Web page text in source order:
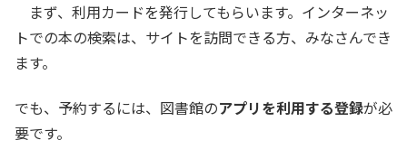
まず、利用カードを発行してもらいます。インターネッ
トでの本の検索は、サイトを訪問できる方、みなさんでき
ます。
でも、予約するには、図書館のアプリを利用する登録が必
要です。